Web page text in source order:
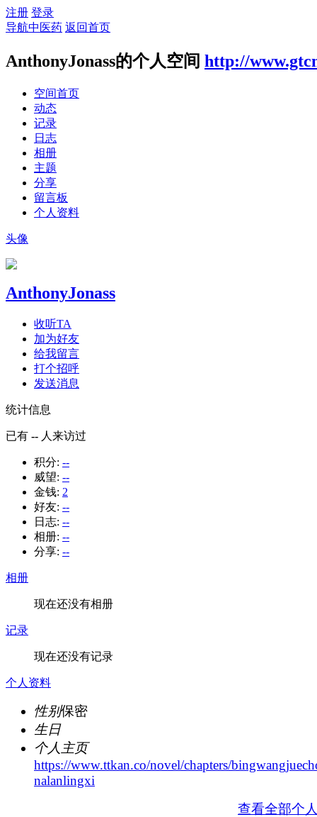
注册 登录
导航中医药 返回首页
AnthonyJonass的个人空间 http://
空间首页
动态
记录
日志
相册
主题
分享
留言板
个人资料
头像
AnthonyJonass
收听TA
加为好友
给我留言
打个招呼
发送消息
统计信息
已有 -- 人来访过
积分: --
威望: --
金钱: 2
好友: --
日志: --
相册: --
分享: --
相册
现在还没有相册
记录
现在还没有记录
个人资料
性别保密
生日
个人主页
https://www.ttkan.co/novel/chapters/
nalanlingxi
查看全部个